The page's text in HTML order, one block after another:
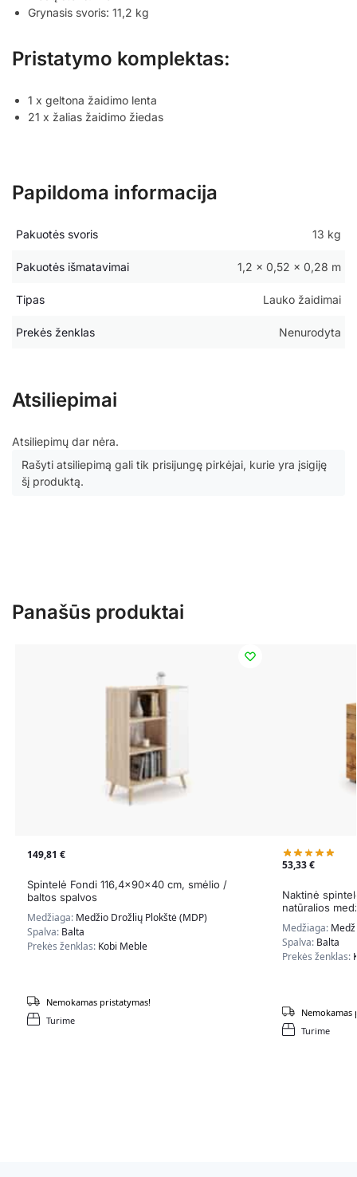
Grynasis svoris: 11,2 kg
Pristatymo komplektas:
1 x geltona žaidimo lenta
21 x žalias žaidimo žiedas
Papildoma informacija
Pakuotės svoris 13 kg
Pakuotės išmatavimai 1,2 × 0,52 × 0,28 m
Tipas Lauko žaidimai
Prekės ženklas Nenurodyta
Atsiliepimai
Atsiliepimų dar nėra.
Rašyti atsiliepimą gali tik prisijungę pirkėjai, kurie yra įsigiję
šį produktą.
Panašūs produktai
149,81 €
Spintelė Fondi 116,4x90x40 cm, smėlio /
baltos spalvos
Medžiaga: Medžio Drožlių Plokštė (MDP)
Spalva: Balta
Prekės ženklas: Kobi Meble
Turime
Nemokamas pristatymas!
53,33€
Naktinė
natūralios
Medžiaga:
Spalva: Balta
Prekės ženklas:
Turime
Nemokamas